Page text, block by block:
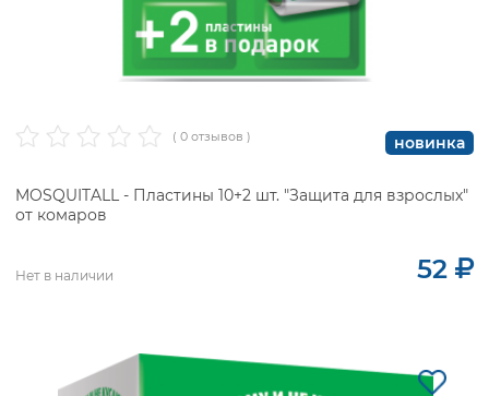
( 0 отзывов ) новинка
MOSQUITALL - Пластины 10+2 шт. "Защита для взрослых"
от комаров
Нет в наличии 52